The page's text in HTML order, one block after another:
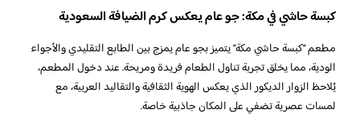
كبسة حاشي في مكة: جو عام يعكس كرم الضيافة السعودية
مطعم “كبسة حاشي مكة” يتميز بجو عام يمزج بين الطابع التقليدي والأجواء
الودية، مما يخلق تجربة تناول الطعام فريدة ومريحة. عند دخول المطعم،
يُلاحظ الزوار الديكور الذي يعكس الهوية الثقافية والتقاليد العربية، مع
لمسات عصرية تضفي على المكان جاذبية خاصة.